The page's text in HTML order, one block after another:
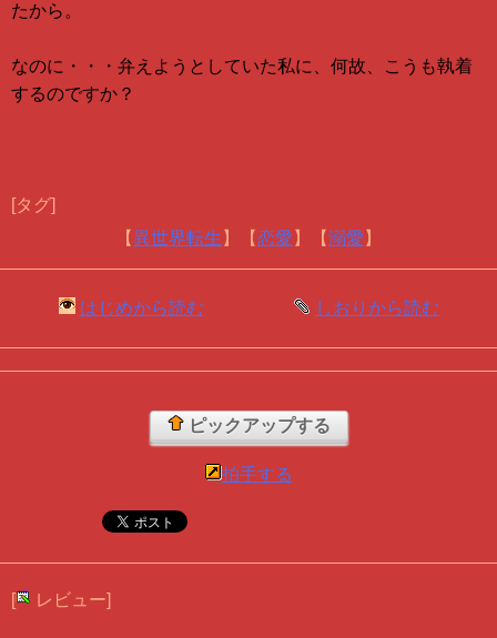
たから。
なのに・・・弁えようとしていた私に、何故、こうも執着
するのですか？
[タグ]
【異世界転生 】【恋愛 】【溺愛 】
はじめから読む しおりから読む
ピックアップする
拍手する
[ レビュー]